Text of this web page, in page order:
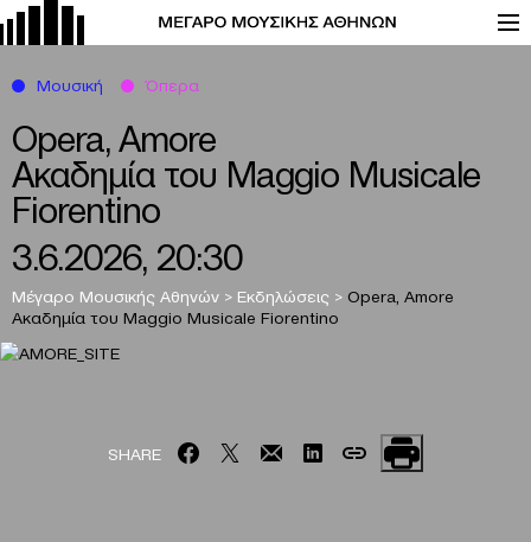
Opera, Amore
Ακαδημία του Maggio Musicale
Fiorentino
3.6.2026, 20:30
Μέγαρο Μουσικής Αθηνών > Εκδηλώσεις > Opera, Amore
Ακαδημία του Maggio Musicale Fiorentino
Μουσική Όπερα
SHARE